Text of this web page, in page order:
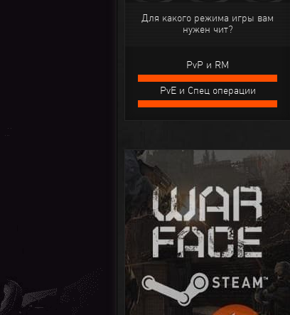
Для какого режима игры вам
нужен чит?
PvP и RM
PvE и Спец операции